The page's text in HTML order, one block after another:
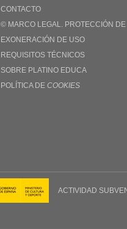
CONTACTO
© MARCO LEGAL. PROTECCIÓN DE
EXONERACIÓN DE USO
REQUISITOS TÉCNICOS
SOBRE PLATINO EDUCA
POLÍTICA DE COOKIES
ACTIVIDAD